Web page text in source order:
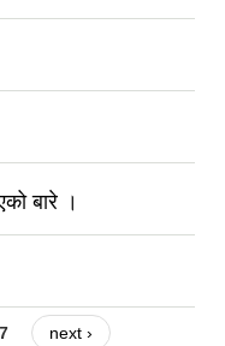
बारे ।
next ›